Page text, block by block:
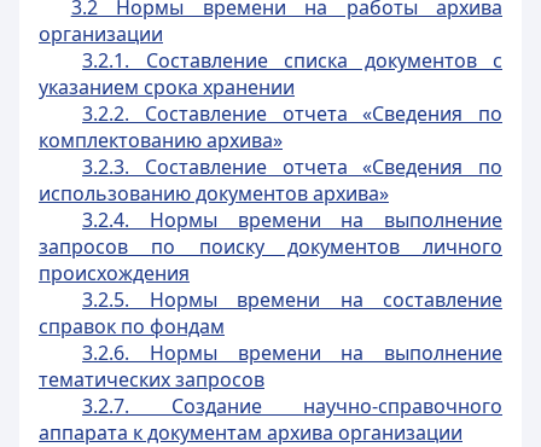
3.2 Нормы времени на работы архива
организации
3.2.1. Составление списка документов с
указанием срока хранении
3.2.2. Составление отчета «Сведения по
комплектованию архива»
3.2.3. Составление отчета «Сведения по
использованию документов архива»
3.2.4. Нормы времени на выполнение
запросов по поиску документов личного
происхождения
3.2.5. Нормы времени на составление
справок по фондам
3.2.6. Нормы времени на выполнение
тематических запросов
3.2.7. Создание научно-справочного
аппарата к документам архива организации